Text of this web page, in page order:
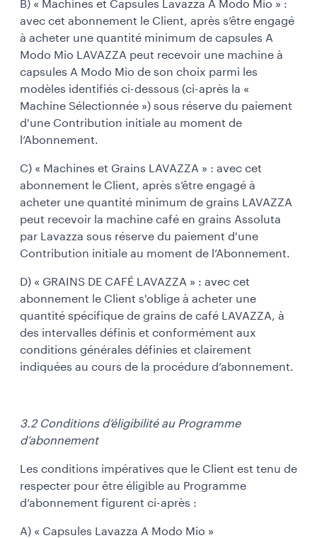
B) « Machines et Capsules Lavazza A Modo Mio » :
avec cet abonnement le Client, après s’être engagé
à acheter une quantité minimum de capsules A
Modo Mio LAVAZZA peut recevoir une machine à
capsules A Modo Mio de son choix parmi les
modèles identifiés ci-dessous (ci-après la «
Machine Sélectionnée ») sous réserve du paiement
d'une Contribution initiale au moment de
l’Abonnement.
C) « Machines et Grains LAVAZZA » : avec cet
abonnement le Client, après s’être engagé à
acheter une quantité minimum de grains LAVAZZA
peut recevoir la machine café en grains Assoluta
par Lavazza sous réserve du paiement d'une
Contribution initiale au moment de l’Abonnement.
D) « GRAINS DE CAFÉ LAVAZZA » : avec cet
abonnement le Client s'oblige à acheter une
quantité spécifique de grains de café LAVAZZA, à
des intervalles définis et conformément aux
conditions générales définies et clairement
indiquées au cours de la procédure d’abonnement.
3.2 Conditions d’éligibilité au Programme
d’abonnement
Les conditions impératives que le Client est tenu de
respecter pour être éligible au Programme
d’abonnement figurent ci-après :
A) « Capsules Lavazza A Modo Mio »